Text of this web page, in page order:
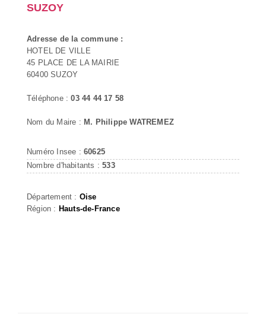
SUZOY
Adresse de la commune :
HOTEL DE VILLE
45 PLACE DE LA MAIRIE
60400 SUZOY
Téléphone :03 44 44 17 58
Nom du Maire : M. Philippe WATREMEZ
Numéro Insee : 60625
Nombre d'habitants :533
Département : Oise
Région : Hauts-de-France